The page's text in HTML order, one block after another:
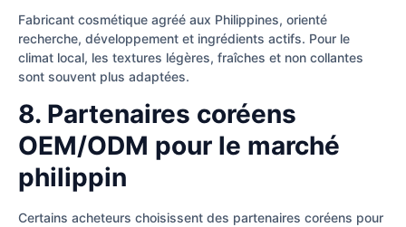
Fabricant cosmétique agréé aux Philippines, orienté
recherche, développement et ingrédients actifs. Pour le
climat local, les textures légères, fraîches et non collantes
sont souvent plus adaptées.
8. Partenaires coréens
OEM/ODM pour le marché
philippin
Certains acheteurs choisissent des partenaires coréens pour